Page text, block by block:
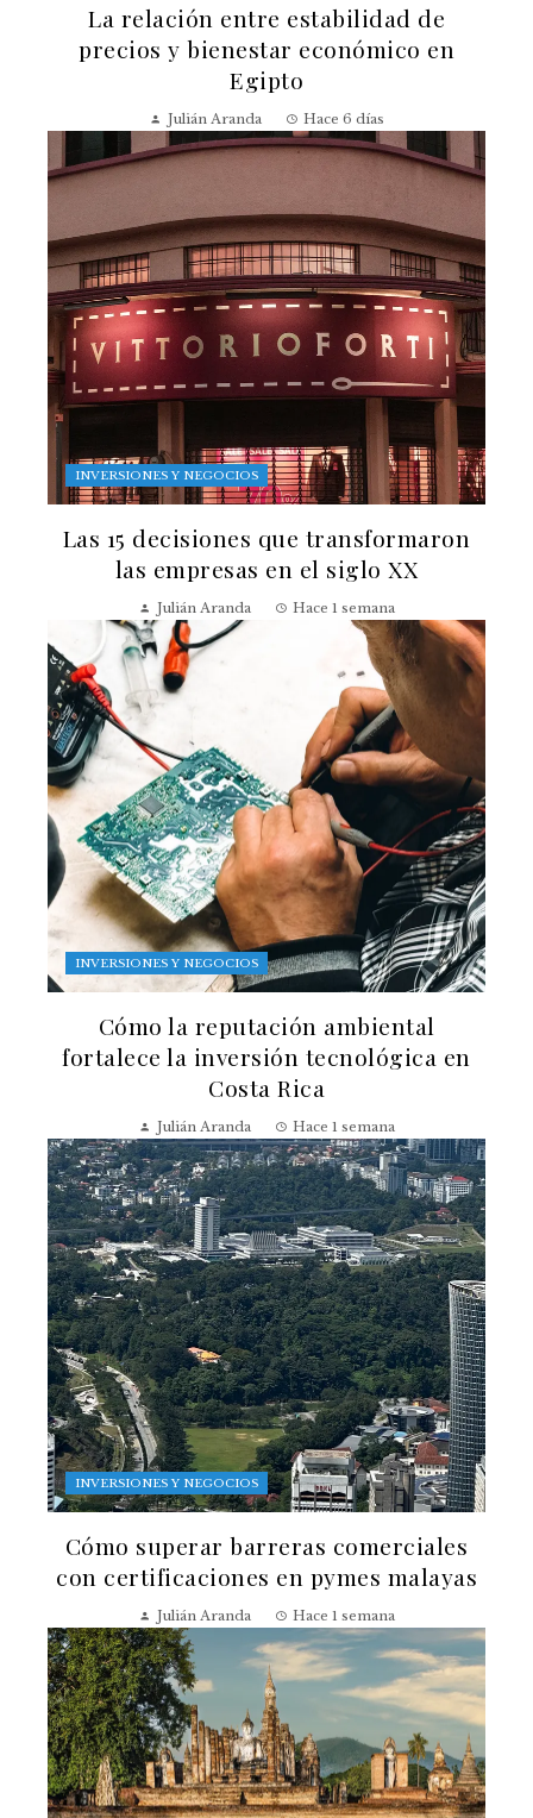
La relación entre estabilidad de
precios y bienestar económico en
Egipto
Julián Aranda Hace 6 días
INVERSIONES Y NEGOCIOS
Las 15 decisiones que transformaron
las empresas en el siglo XX
Julián Aranda Hace 1 semana
INVERSIONES Y NEGOCIOS
Cómo la reputación ambiental
fortalece la inversión tecnológica en
Costa Rica
Julián Aranda Hace 1 semana
INVERSIONES Y NEGOCIOS
Cómo superar barreras comerciales
con certificaciones en pymes malayas
Julián Aranda Hace 1 semana